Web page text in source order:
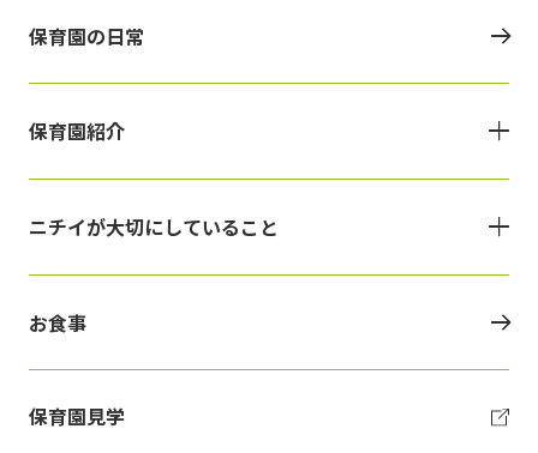
保育園の日常
保育園紹介
ニチイが大切にしていること
お食事
保育園見学